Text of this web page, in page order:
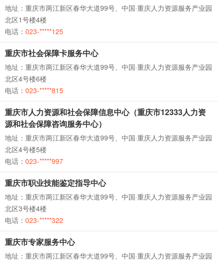
地址：重庆市两江新区春华大道99号、中国·重庆人力资源服务产业园
北区1号楼4楼
电话： 023-*****125
重庆市社会保障卡服务中心
地址：重庆市两江新区春华大道99号、中国·重庆人力资源服务产业园
北区4号楼6楼
电话： 023-*****815
重庆市人力资源和社会保障信息中心（重庆市12333人力资
源和社会保障咨询服务中心）
地址：重庆市两江新区春华大道99号、中国·重庆人力资源服务产业园
北区4号楼5楼
电话： 023-*****997
重庆市职业技能鉴定指导中心
地址：重庆市两江新区春华大道99号、中国·重庆人力资源服务产业园
北区3号楼4楼
电话： 023-*****322
重庆市专家服务中心
地址：重庆市两江新区春华大道99号、中国·重庆人力资源服务产业园